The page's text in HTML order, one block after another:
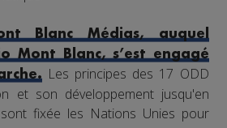
Blanc Médias, auquel
Mont Blanc, s’est engagé
Les principes des 17 ODD
et son développement jusqu'en
fixée les Nations Unies pour